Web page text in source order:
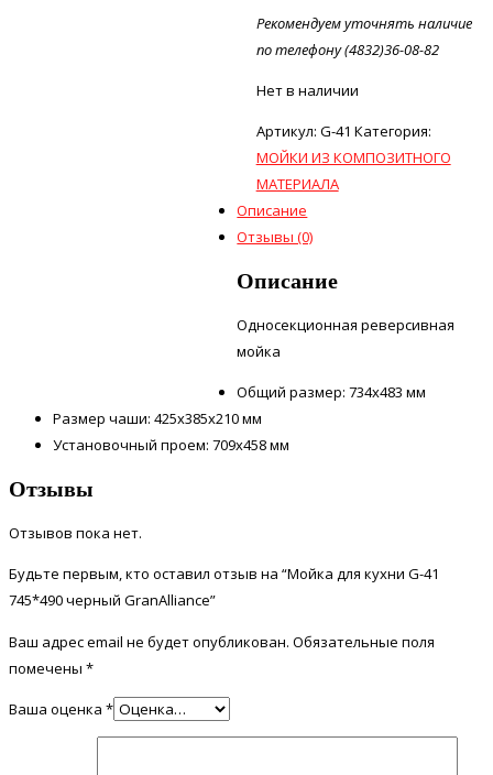
Рекомендуем уточнять наличие
по телефону (4832)36-08-82
Нет в наличии
Артикул: G-41 Категория:
МОЙКИ ИЗ КОМПОЗИТНОГО
МАТЕРИАЛА
Описание
Отзывы (0)
Описание
Односекционная реверсивная
мойка
Общий размер: 734х483 мм
Размер чаши: 425х385х210 мм
Установочный проем: 709х458 мм
Отзывы
Отзывов пока нет.
Будьте первым, кто оставил отзыв на “Мойка для кухни G-41
745*490 черный GranAlliance”
Ваш адрес email не будет опубликован. Обязательные поля
помечены *
Ваша оценка *